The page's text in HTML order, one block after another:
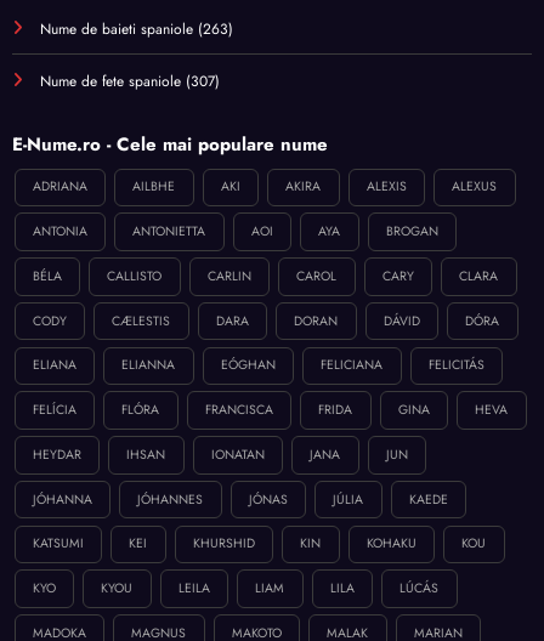
Nume de baieti spaniole (263)
Nume de fete spaniole (307)
E-Nume.ro - Cele mai populare nume
ADRIANA AILBHE AKI AKIRA ALEXIS ALEXUS
ANTONIA ANTONIETTA AOI AYA BROGAN
BÉLA CALLISTO CARLIN CAROL CARY CLARA
CODY CÆLESTIS DARA DORAN DÁVID DÓRA
ELIANA ELIANNA EÓGHAN FELICIANA FELICITÁS
FELÍCIA FLÓRA FRANCISCA FRIDA GINA HEVA
HEYDAR IHSAN IONATAN JANA JUN
JÓHANNA JÓHANNES JÓNAS JÚLIA KAEDE
KATSUMI KEI KHURSHID KIN KOHAKU KOU
KYO KYOU LEILA LIAM LILA LÚCÁS
MADOKA MAGNUS MAKOTO MALAK MARIAN